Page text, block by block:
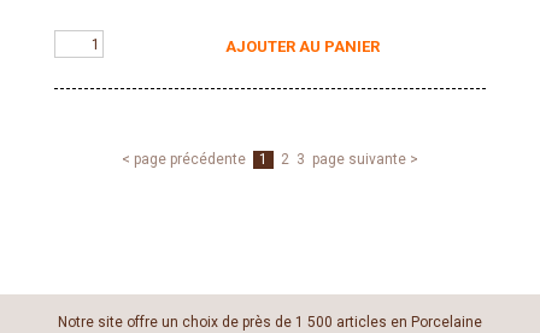
AJOUTER AU PANIER
< page précédente 1 2 3 page suivante >
Notre site offre un choix de près de 1 500 articles en Porcelaine